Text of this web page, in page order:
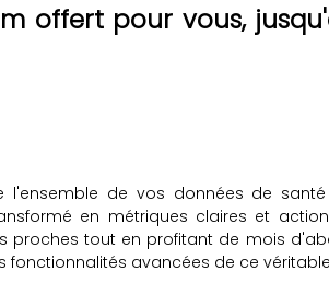
offert pour vous,
de vos données de
en métriques claires et
tout en profitant de mois
avancées de ce